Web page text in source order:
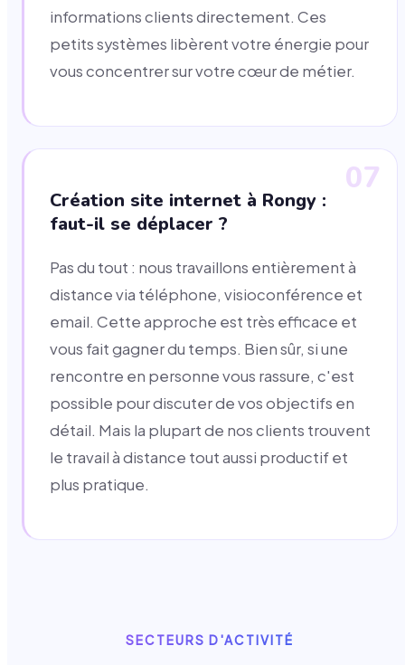
informations clients directement. Ces
petits systèmes libèrent votre énergie pour
vous concentrer sur votre cœur de métier.
07
Création site internet à Rongy :
faut-il se déplacer ?
Pas du tout : nous travaillons entièrement à
distance via téléphone, visioconférence et
email. Cette approche est très efficace et
vous fait gagner du temps. Bien sûr, si une
rencontre en personne vous rassure, c'est
possible pour discuter de vos objectifs en
détail. Mais la plupart de nos clients trouvent
le travail à distance tout aussi productif et
plus pratique.
SECTEURS D'ACTIVITÉ